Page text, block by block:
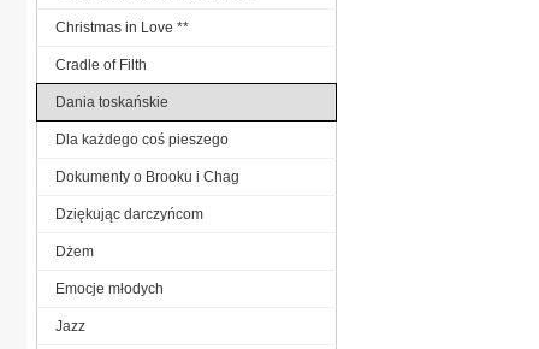
Christmas in Love **
Cradle of Filth
Dania toskańskie
Dla każdego coś pieszego
Dokumenty o Brooku i Chag
Dziękując darczyńcom
Dżem
Emocje młodych
Jazz